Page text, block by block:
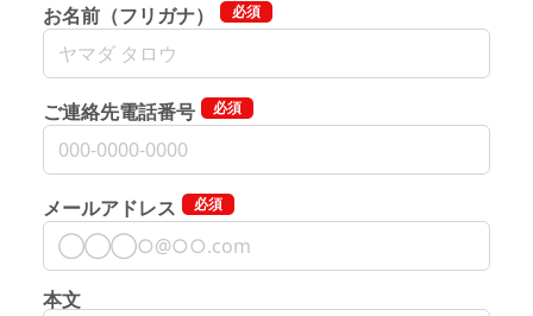
お名前（フリガナ） 必須
ご連絡先電話番号 必須
メールアドレス 必須
本文